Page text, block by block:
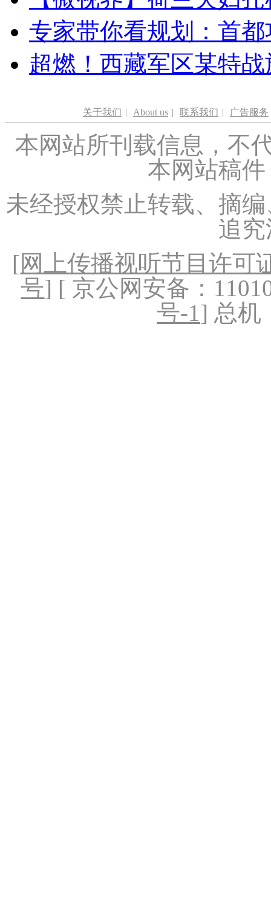
专家带你看规划：首
超燃！西藏军区某特
关于我们 | About us | 联系我们 | 广告服务
本网站所刊载信息，不
本网站稿
未经授权禁止转载、摘
追
[网上传播视听节目许可
号] [ 京公网安备：
号-1] 总机